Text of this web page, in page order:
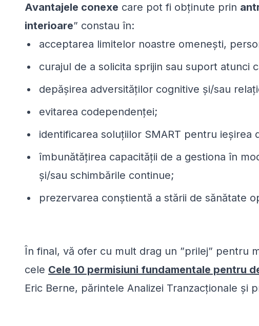
Avantajele conexe care pot fi obținute prin
interioare” constau în:
acceptarea limitelor noastre omenești,
curajul de a solicita sprijin sau suport atunci
depășirea adversităților cognitive și/sau
evitarea codependenței;
identificarea soluțiilor SMART pentru ieșirea
îmbunătățirea capacității de a gestiona în
și/sau schimbările continue;
prezervarea conștientă a stării de sănătate
În final, vă ofer cu mult drag un ”prilej” pentru
cele Cele 10 permisiuni fundamentale pentru
Eric Berne, părintele Analizei Tranzacţionale şi